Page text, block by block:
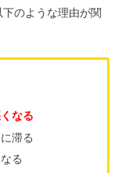
のような理由が関
なる
滞る
る